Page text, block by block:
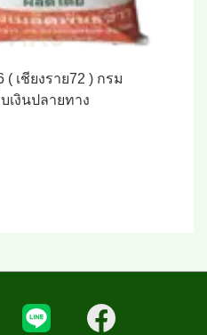
เชียงราย72 ) กรม
เงินปลายทาง